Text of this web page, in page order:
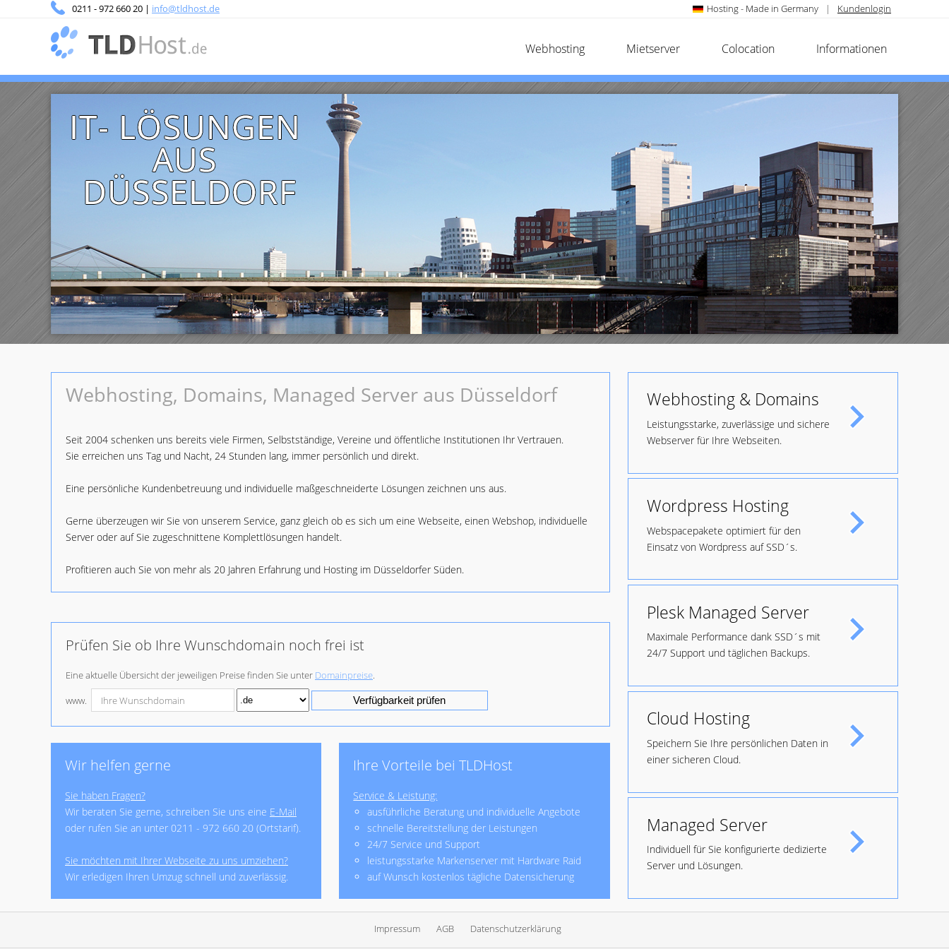
0211 - 972 660 20 | info@tldhost.de Hosting - Made in Germany | Kundenlogin
Webhosting Mietserver Colocation Informationen
Webhosting, Domains, Managed Server aus Düsseldorf
Seit 2004 schenken uns bereits viele Firmen, Selbstständige, Vereine und öffentliche Institutionen Ihr Vertrauen.
Sie erreichen uns Tag und Nacht, 24 Stunden lang, immer persönlich und direkt.
Eine persönliche Kundenbetreuung und individuelle maßgeschneiderte Lösungen zeichnen uns aus.
Gerne überzeugen wir Sie von unserem Service, ganz gleich ob es sich um eine Webseite, einen Webshop, individuelle
Server oder auf Sie zugeschnittene Komplettlösungen handelt.
Profitieren auch Sie von mehr als 20 Jahren Erfahrung und Hosting im Düsseldorfer Süden.
Prüfen Sie ob Ihre Wunschdomain noch frei ist
Eine aktuelle Übersicht der jeweiligen Preise finden Sie unter Domainpreise.
www.
Verfügbarkeit prüfen
Wir helfen gerne
Sie haben Fragen?
Wir beraten Sie gerne, schreiben Sie uns eine E-Mail
oder rufen Sie an unter 0211 - 972 660 20 (Ortstarif).
Sie möchten mit Ihrer Webseite zu uns umziehen?
Wir erledigen Ihren Umzug schnell und zuverlässig.
Ihre Vorteile bei TLDHost
Service & Leistung:
ausführliche Beratung und individuelle Angebote
schnelle Bereitstellung der Leistungen
24/7 Service und Support
leistungsstarke Markenserver mit Hardware Raid
auf Wunsch kostenlos tägliche Datensicherung
Webhosting & Domains
Leistungsstarke, zuverlässige und sichere
Webserver für Ihre Webseiten.
Wordpress Hosting
Webspacepakete optimiert für den
Einsatz von Wordpress auf SSD´s.
Plesk Managed Server
Maximale Performance dank SSD´s mit
24/7 Support und täglichen Backups.
Cloud Hosting
Speichern Sie Ihre persönlichen Daten in
einer sicheren Cloud.
Managed Server
Individuell für Sie konfigurierte dedizierte
Server und Lösungen.
Impressum AGB Datenschutzerklärung